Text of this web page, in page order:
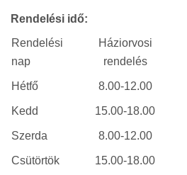
Rendelési idő:
Rendelési
nap
Háziorvosi
rendelés
Hétfő 8.00-12.00
Kedd 15.00-18.00
Szerda 8.00-12.00
Csütörtök 15.00-18.00